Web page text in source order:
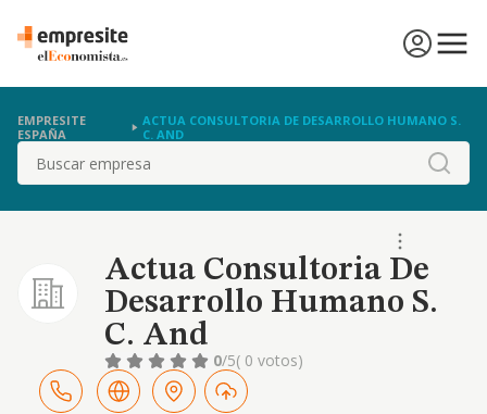
EMPRESITE
ESPAÑA
ACTUA CONSULTORIA DE DESARROLLO HUMANO S.
C. AND
Buscar
Actua Consultoria De
Desarrollo Humano S.
C. And
0/5( 0 votos)